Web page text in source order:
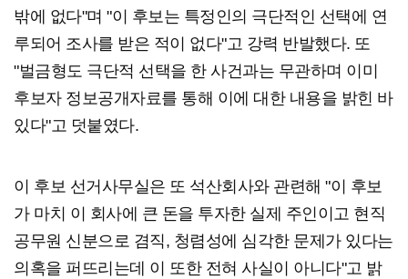
밖에 없다"며 "이 후보는 특정인의 극단적인 선택에 연
루되어 조사를 받은 적이 없다"고 강력 반발했다. 또
"벌금형도 극단적 선택을 한 사건과는 무관하며 이미
후보자 정보공개자료를 통해 이에 대한 내용을 밝힌 바
있다"고 덧붙였다.
이 후보 선거사무실은 또 석산회사와 관련해 "이 후보
가 마치 이 회사에 큰 돈을 투자한 실제 주인이고 현직
공무원 신분으로 겸직, 청렴성에 심각한 문제가 있다는
의혹을 퍼뜨리는데 이 또한 전혀 사실이 아니다"고 밝